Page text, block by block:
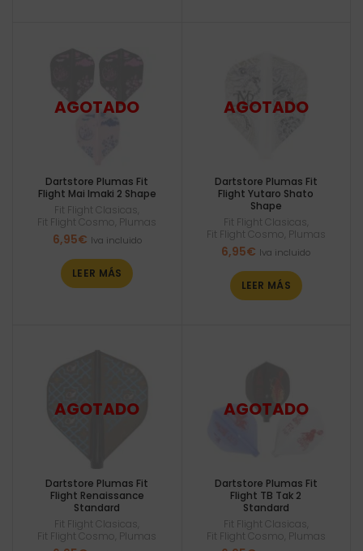
Dartstore Plumas Fit
Flight Mai Imaki 2 Shape
Fit Flight Clasicas
Fit Flight Cosmo Plumas
6,95€ Iva incluido
LEER MÁS
Dartstore Plumas Fit
Flight Yutaro Shato
Shape
Fit Flight Clasicas
Fit Flight Cosmo Plumas
6,95€ Iva incluido
LEER MÁS
Dartstore Plumas Fit
Flight Renaissance
Standard
Fit Flight Clasicas
Fit Flight Cosmo Plumas
Dartstore Plumas Fit
Flight TB Tak 2
Standard
Fit Flight Clasicas
Fit Flight Cosmo Plumas